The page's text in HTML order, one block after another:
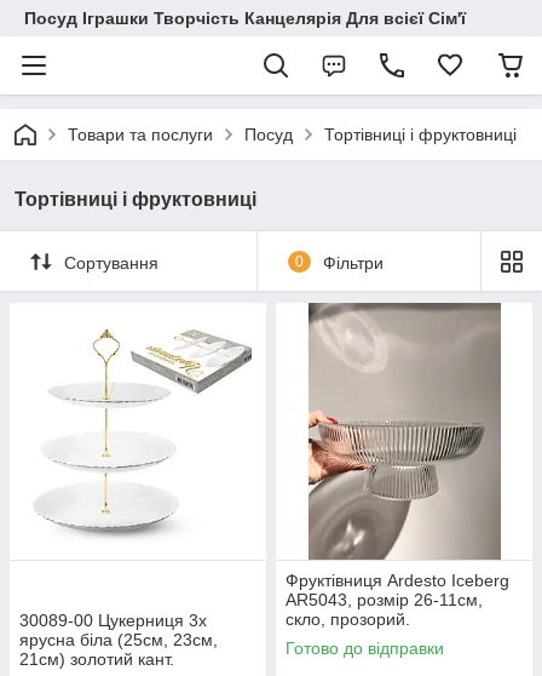
Посуд Іграшки Творчість Канцелярія Для всієї Сім'ї
Товари та послуги Посуд Тортівниці і фруктовниці
Тортівниці і фруктовниці
Сортування 0 Фільтри
30089-00 Цукерниця 3х
ярусна біла (25см, 23см,
21см) золотий кант.
Фруктівниця Ardesto Iceberg
AR5043, розмір 26-11см,
скло, прозорий.
Готово до відправки